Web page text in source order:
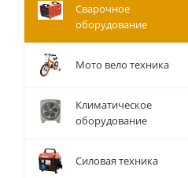
Сварочное
оборудование
Мото вело техника
Климатическое
оборудование
Силовая техника